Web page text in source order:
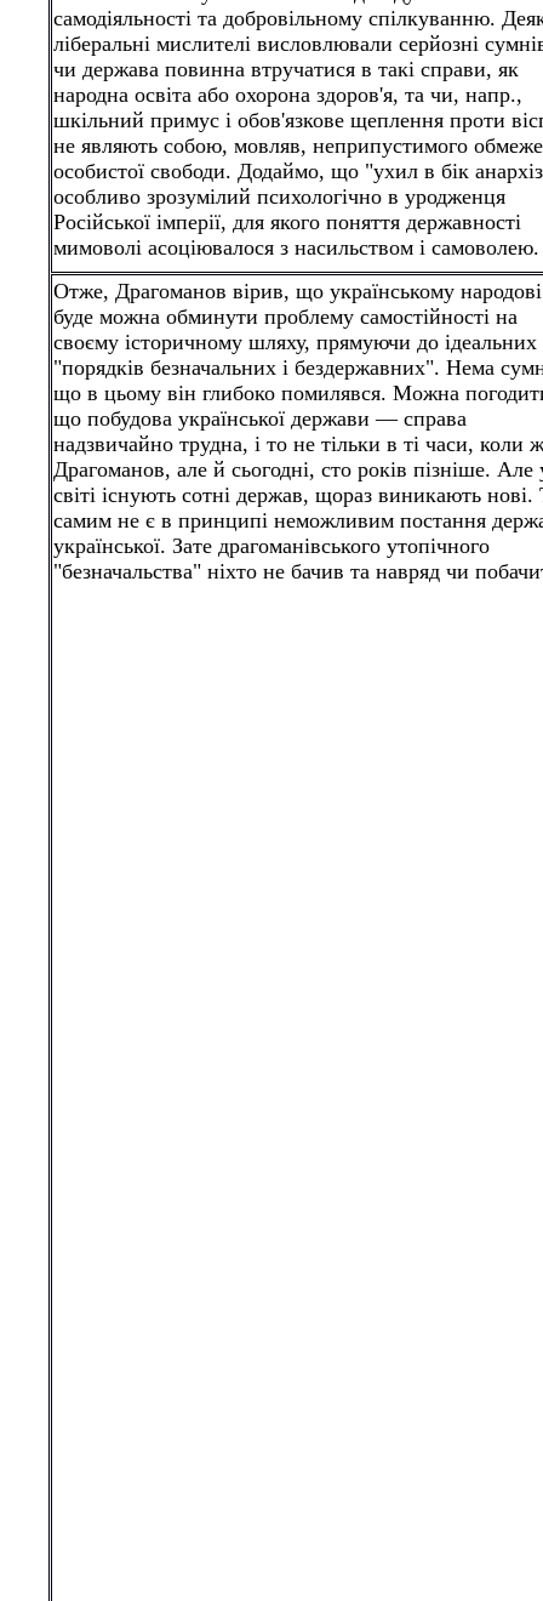
самодіяльності та добровільному спілкуванню.
ліберальні мислителі висловлювали серйозні
чи держава повинна втручатися в такі справи, як
народна освіта або охорона здоров'я, та чи, напр.,
шкільний примус і обов'язкове щеплення проти
не являють собою, мовляв, неприпустимого
особистої свободи. Додаймо, що "ухил в бік
особливо зрозумілий психологічно в уродженця
Російської імперії, для якого поняття державності
мимоволі асоціювалося з насильством і самоволею.
Отже, Драгоманов вірив, що українському народові
буде можна обминути проблему самостійності на
своєму історичному шляху, прямуючи до ідеальних
"порядків безначальних і бездержавних". Нема
що в цьому він глибоко помилявся. Можна
що побудова української держави — справа
надзвичайно трудна, і то не тільки в ті часи, коли
Драгоманов, але й сьогодні, сто років пізніше. Але
світі існують сотні держав, щораз виникають
самим не є в принципі неможливим постання
української. Зате драгоманівського утопічного
"безначальства" ніхто не бачив та навряд чи